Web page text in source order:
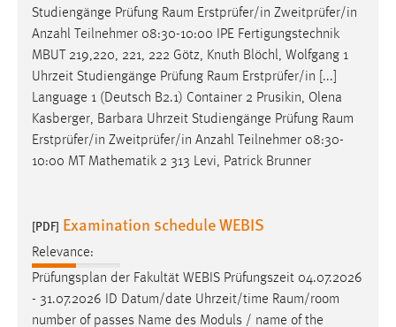
Studiengänge Prüfung Raum Erstprüfer/in Zweitprüfer/in
Anzahl Teilnehmer 08:30-10:00 IPE Fertigungstechnik
MBUT 219,220, 221, 222 Götz, Knuth Blöchl, Wolfgang 1
Uhrzeit Studiengänge Prüfung Raum Erstprüfer/in [...]
Language 1 (Deutsch B2.1) Container 2 Prusikin, Olena
Kasberger, Barbara Uhrzeit Studiengänge Prüfung Raum
Erstprüfer/in Zweitprüfer/in Anzahl Teilnehmer 08:30-
10:00 MT Mathematik 2 313 Levi, Patrick Brunner
[PDF] Examination schedule WEBIS
Relevance:
Prüfungsplan der Fakultät WEBIS Prüfungszeit 04.07.2026
- 31.07.2026 ID Datum/date Uhrzeit/time Raum/room
number of passes Name des Moduls / name of the